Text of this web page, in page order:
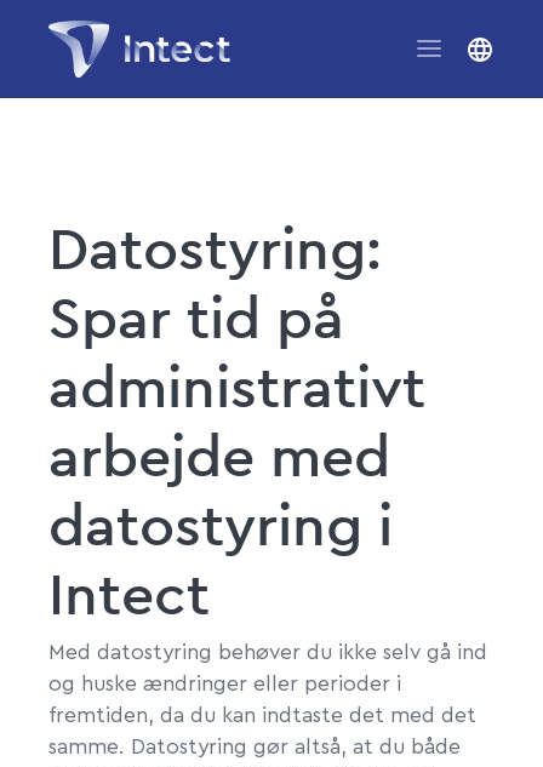
Datostyring:
Spar tid på
administrativt
arbejde med
datostyring i
Intect
Med datostyring behøver du ikke selv gå ind
og huske ændringer eller perioder i
fremtiden, da du kan indtaste det med det
samme. Datostyring gør altså, at du både